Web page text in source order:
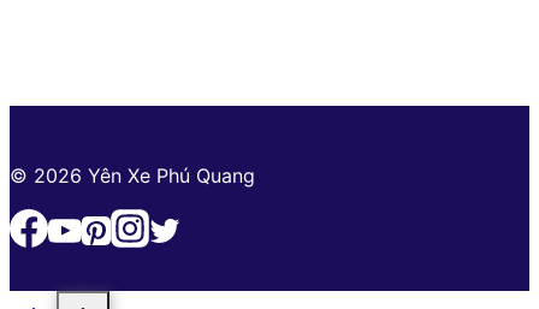
© 2026 Yên Xe Phú Quang